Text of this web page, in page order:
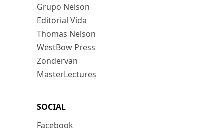
Grupo Nelson
Editorial Vida
Thomas Nelson
WestBow Press
Zondervan
MasterLectures
SOCIAL
Facebook